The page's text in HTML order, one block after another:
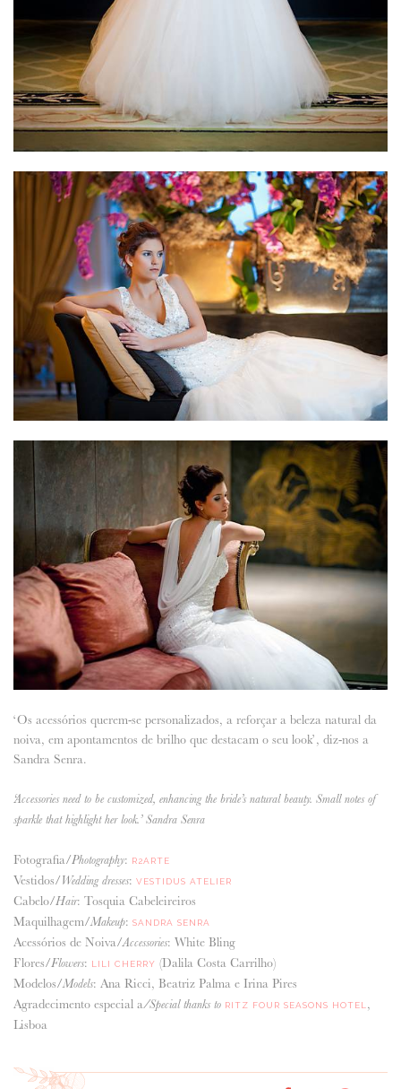
‘Os acessórios querem-se personalizados, a reforçar a beleza natural da
noiva, em apontamentos de brilho que destacam o seu look’, diz-nos a
Sandra Senra.
‘Accessories need to be customized, enhancing the bride’s natural beauty. Small notes of
sparkle that highlight her look.’ Sandra Senra
Fotografia/Photography: R2ARTE
Vestidos/ Wedding dresses: VESTIDUS ATELIER
Cabelo/Hair: Tosquia Cabeleireiros
Maquilhagem/Makeup: SANDRA SENRA
Acessórios de Noiva/Accessories: White Bling
Flores/Flowers: LILI CHERRY (Dalila Costa Carrilho)
Modelos/Models: Ana Ricci, Beatriz Palma e Irina Pires
Agradecimento especial a /Special thanks to RITZ FOUR SEASONS HOTEL ,
Lisboa